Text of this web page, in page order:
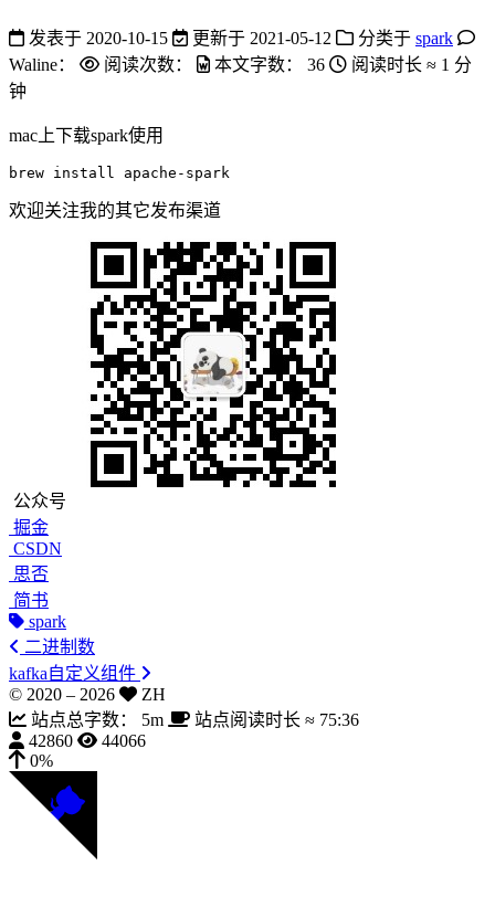
发表于 2020-10-15 更新于 2021-05-12 分类于 spark
Waline：
阅读次数： 本文字数： 36 阅读时长 ≈ 1 分
钟
mac上下载spark使用
brew install apache-spark
欢迎关注我的其它发布渠道
公众号
掘金
CSDN
思否
简书
spark
二进制数
kafka自定义组件
© 2020 – 2026
ZH
站点总字数：
5m 站点阅读时长 ≈ 75:36
42860
44066
0%